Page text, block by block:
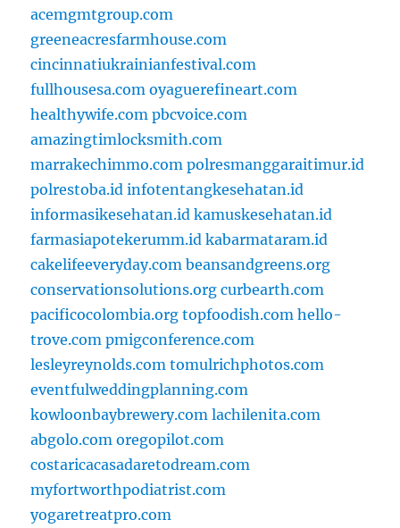
acemgmtgroup.com
greeneacresfarmhouse.com
cincinnatiukrainianfestival.com
fullhousesa.com oyaguerefineart.com
healthywife.com pbcvoice.com
amazingtimlocksmith.com
marrakechimmo.com polresmanggaraitimur.id
polrestoba.id infotentangkesehatan.id
informasikesehatan.id kamuskesehatan.id
farmasiapotekerumm.id kabarmataram.id
cakelifeeveryday.com beansandgreens.org
conservationsolutions.org curbearth.com
pacificocolombia.org topfoodish.com hello-
trove.com pmigconference.com
lesleyreynolds.com tomulrichphotos.com
eventfulweddingplanning.com
kowloonbaybrewery.com lachilenita.com
abgolo.com oregopilot.com
costaricacasadaretodream.com
myfortworthpodiatrist.com
yogaretreatpro.com